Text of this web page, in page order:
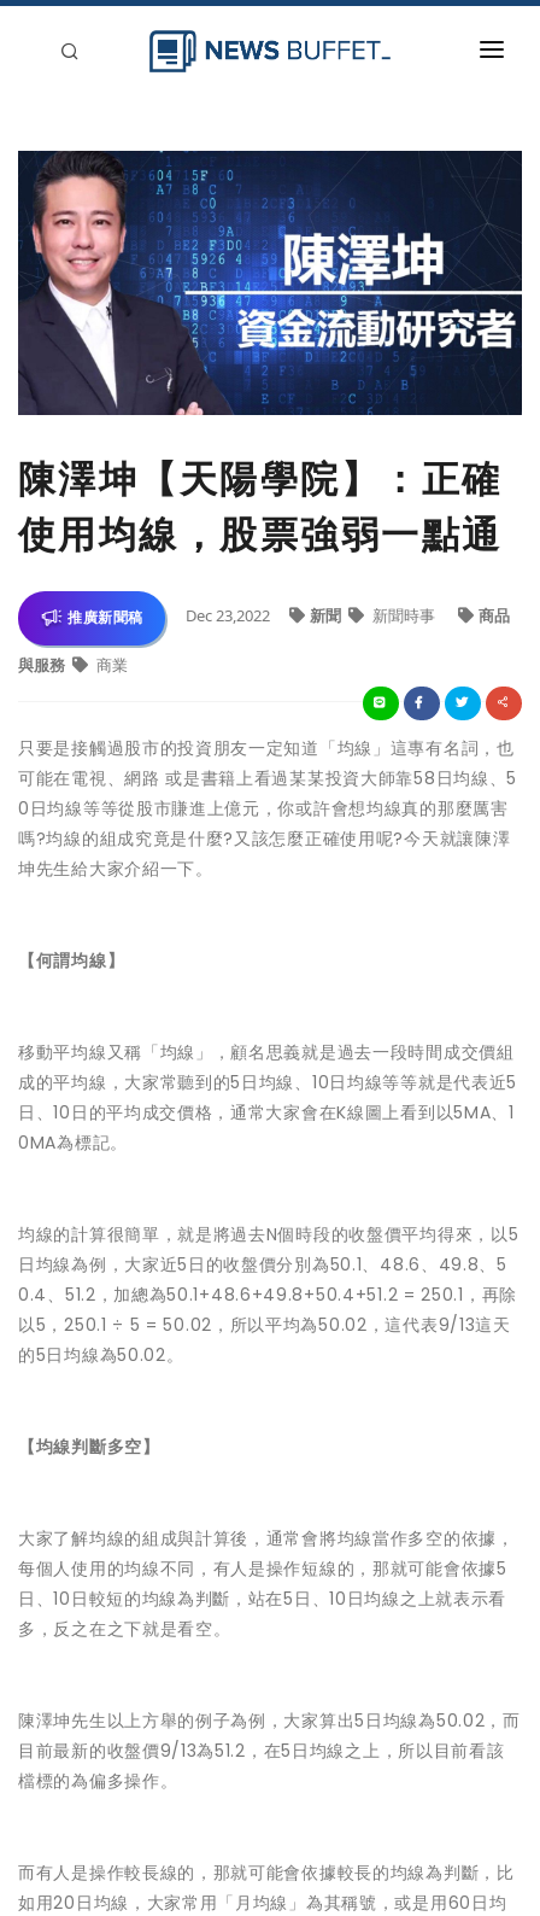
新聞稿分類
登入
刊登
陳澤坤【天陽學院】：正確
使用均線，股票強弱一點通
推廣新聞稿 Dec 23,2022 新聞 新聞時事 商品
與服務 商業
只要是接觸過股市的投資朋友一定知道「均線」這專有名詞，也
可能在電視、網路 或是書籍上看過某某投資大師靠58日均線、5
0日均線等等從股市賺進上億元，你或許會想均線真的那麼厲害
嗎?均線的組成究竟是什麼?又該怎麼正確使用呢?今天就讓陳澤
坤先生給大家介紹一下。
【何謂均線】
移動平均線又稱「均線」，顧名思義就是過去一段時間成交價組
成的平均線，大家常聽到的5日均線、10日均線等等就是代表近5
日、10日的平均成交價格，通常大家會在K線圖上看到以5MA、1
0MA為標記。
均線的計算很簡單，就是將過去N個時段的收盤價平均得來，以5
日均線為例，大家近5日的收盤價分別為50.1、48.6、49.8、5
0.4、51.2，加總為50.1+48.6+49.8+50.4+51.2 = 250.1，再除
以5，250.1 ÷ 5 = 50.02，所以平均為50.02，這代表9/13這天
的5日均線為50.02。
【均線判斷多空】
大家了解均線的組成與計算後，通常會將均線當作多空的依據，
每個人使用的均線不同，有人是操作短線的，那就可能會依據5
日、10日較短的均線為判斷，站在5日、10日均線之上就表示看
多，反之在之下就是看空。
陳澤坤先生以上方舉的例子為例，大家算出5日均線為50.02，而
目前最新的收盤價9/13為51.2，在5日均線之上，所以目前看該
檔標的為偏多操作。
而有人是操作較長線的，那就可能會依據較長的均線為判斷，比
如用20日均線，大家常用「月均線」為其稱號，或是用60日均